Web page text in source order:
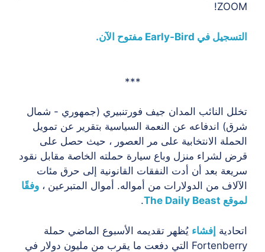
ZOOM!
التسجيل في Early-Bird مفتوح الآن.
***
تخلل النائب المدان جيف فورتنبيري (جمهوري - شمال
شرق) اندفاعه عن النعمة السياسية بتقرير عن تمويل
الحملة الانتخابية على مر العصور ، حيث حصل على
قرض لشراء منزل وباع سيارة حملته الخاصة مقابل نقود
سريعة بعد أن أدت النفقات القانونية إلى حرق مئات
الآلاف من الدولارات من أمواله. أموال المتبرعين ، وفقًا
لموقع The Daily Beast
.
اتحادية إفشاء يُظهر تقديمه الأسبوع الماضي حملة
Fortenberry التي دفعت ما يقرب من مليون دولار في